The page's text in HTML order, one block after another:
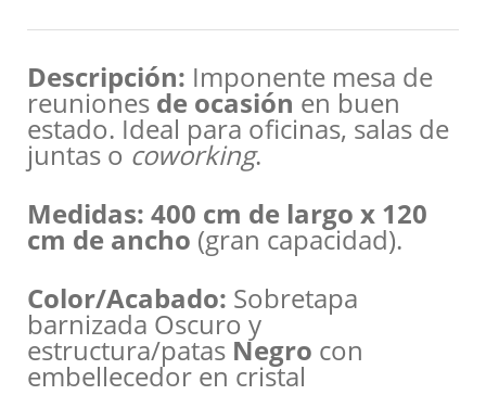
Descripción: Imponente mesa de
reuniones de ocasión en buen
estado. Ideal para oficinas, salas de
juntas o coworking.
Medidas: 400 cm de largo x 120
cm de ancho (gran capacidad).
Color/Acabado: Sobretapa
barnizada Oscuro y
estructura/patas Negro con
embellecedor en cristal